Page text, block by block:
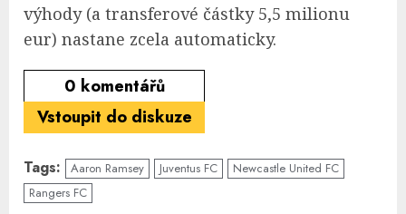
výhody (a transferové částky 5,5 milionu
eur) nastane zcela automaticky.
0 komentářů
Vstoupit do diskuze
Tags: Aaron Ramsey Juventus FC
Newcastle United FC
Rangers FC